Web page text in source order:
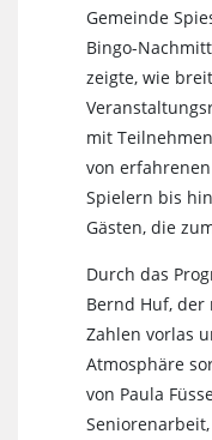
Gemeinde
Bingo-
zeigte, wie
mit
von
Spielern bis
Gästen, die
Durch das
Bernd Huf, der
Zahlen vorlas
Atmosphäre
von Paula